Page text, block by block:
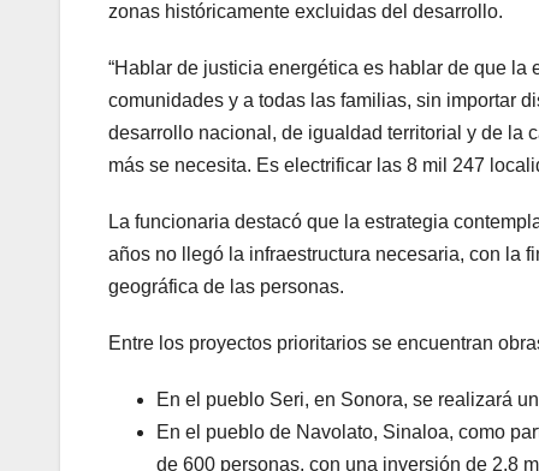
zonas históricamente excluidas del desarrollo.
“Hablar de justicia energética es hablar de que
comunidades y a todas las familias, sin importar
desarrollo nacional, de igualdad territorial y de la
más se necesita. Es electrificar las 8 mil 247
La funcionaria destacó que la estrategia
años no llegó la infraestructura necesaria, con la
geográfica de las personas.
Entre los proyectos prioritarios se encuentran
En el pueblo Seri, en Sonora, se realizará
En el pueblo de Navolato, Sinaloa, como
de 600 personas, con una inversión de 2.8